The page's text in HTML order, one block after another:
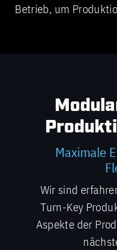
Betrieb, um
Maximale
Wir sind
Turn-Key
Aspekte der